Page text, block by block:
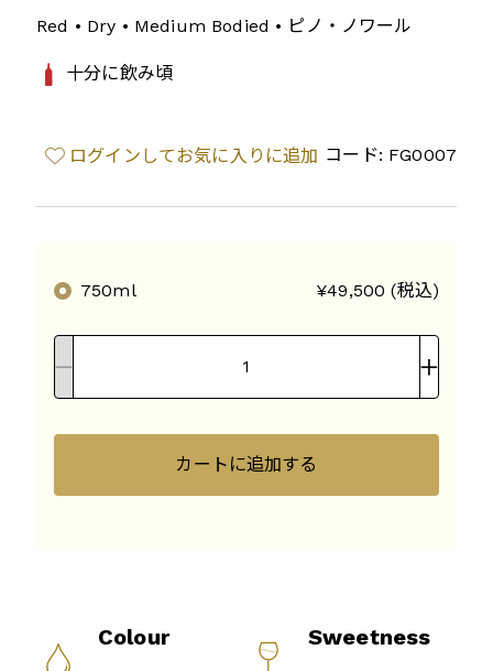
Red • Dry • Medium Bodied • ピノ・ノワール
十分に飲み頃
ログインしてお気に入りに追加 コード: FG0007
750ml ¥49,500 (税込)
カートに追加する
Colour Sweetness